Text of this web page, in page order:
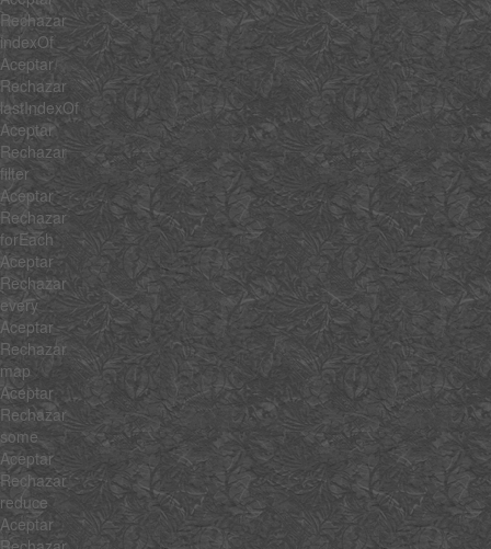
Rechazar
indexOf
Aceptar
Rechazar
lastIndexOf
Aceptar
Rechazar
filter
Aceptar
Rechazar
forEach
Aceptar
Rechazar
every
Aceptar
Rechazar
map
Aceptar
Rechazar
some
Aceptar
Rechazar
reduce
Aceptar